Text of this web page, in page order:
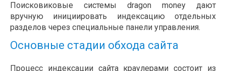
Поисковиковые системы dragon money дают
вручную инициировать индексацию отдельных
разделов через специальные панели управления.
Основные стадии обхода сайта
Процесс индексации сайта краулерами состоит из